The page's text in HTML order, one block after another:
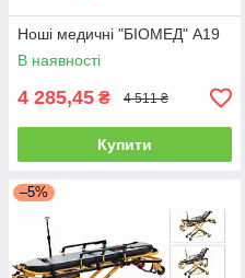
Ноші медичні "БІОМЕД" A19
В наявності
4 285,45 ₴ 4 511 ₴
Купити
–5%